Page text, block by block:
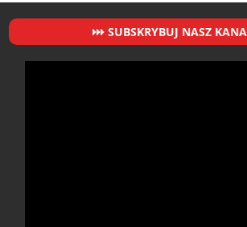
SUBSKRYBUJ NASZ